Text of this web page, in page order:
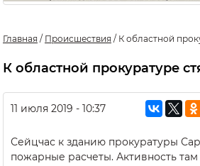
Главная / Происшествия / К областной
К областной прокуратуре
11 июля 2019 - 10:37
Сейцчас к зданию прокуратуры
пожарные расчеты. Активность там